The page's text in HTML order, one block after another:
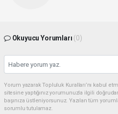
Okuyucu Yorumları (0)
Yorum yazarak Topluluk Kuralları’nı kabul
sitesine yaptığınız yorumunuzla ilgili
başınıza üstleniyorsunuz. Yazılan tüm
sorumlu tutulamaz.